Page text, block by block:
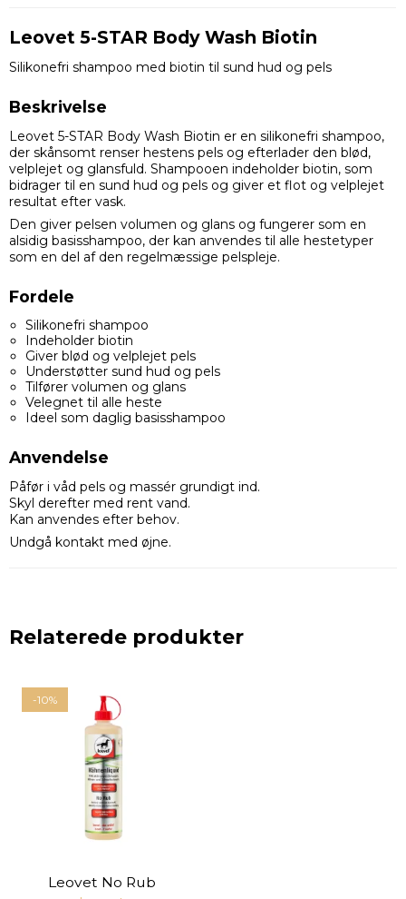
Leovet 5-STAR Body Wash Biotin
Silikonefri shampoo med biotin til sund hud og pels
Beskrivelse
Leovet 5-STAR Body Wash Biotin er en silikonefri shampoo,
der skånsomt renser hestens pels og efterlader den blød,
velplejet og glansfuld. Shampooen indeholder biotin, som
bidrager til en sund hud og pels og giver et flot og velplejet
resultat efter vask.
Den giver pelsen volumen og glans og fungerer som en
alsidig basisshampoo, der kan anvendes til alle hestetyper
som en del af den regelmæssige pelspleje.
Fordele
Silikonefri shampoo
Indeholder biotin
Giver blød og velplejet pels
Understøtter sund hud og pels
Tilfører volumen og glans
Velegnet til alle heste
Ideel som daglig basisshampoo
Anvendelse
Påfør i våd pels og massér grundigt ind.
Skyl derefter med rent vand.
Kan anvendes efter behov.
Undgå kontakt med øjne.
Relaterede produkter
-10%
Leovet No Rub